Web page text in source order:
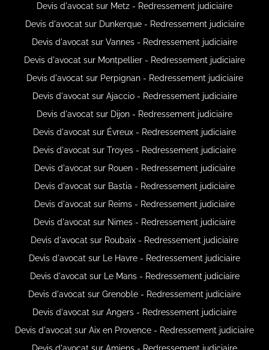
Devis d'avocat sur Metz - Redressement judiciaire
Devis d'avocat sur Dunkerque - Redressement judiciaire
Devis d'avocat sur Vannes - Redressement judiciaire
Devis d'avocat sur Montpellier - Redressement judiciaire
Devis d'avocat sur Perpignan - Redressement judiciaire
Devis d'avocat sur Ajaccio - Redressement judiciaire
Devis d'avocat sur Dijon - Redressement judiciaire
Devis d'avocat sur Évreux - Redressement judiciaire
Devis d'avocat sur Troyes - Redressement judiciaire
Devis d'avocat sur Rouen - Redressement judiciaire
Devis d'avocat sur Bastia - Redressement judiciaire
Devis d'avocat sur Reims - Redressement judiciaire
Devis d'avocat sur Nimes - Redressement judiciaire
Devis d'avocat sur Roubaix - Redressement judiciaire
Devis d'avocat sur Le Havre - Redressement judiciaire
Devis d'avocat sur Le Mans - Redressement judiciaire
Devis d'avocat sur Grenoble - Redressement judiciaire
Devis d'avocat sur Angers - Redressement judiciaire
Devis d'avocat sur Aix en Provence - Redressement judiciaire